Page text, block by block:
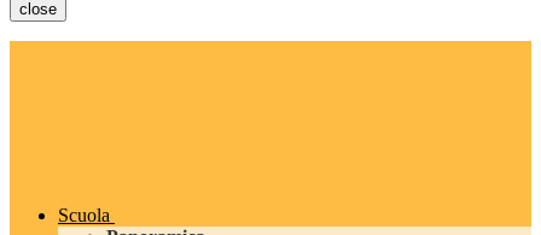
close
Scuola